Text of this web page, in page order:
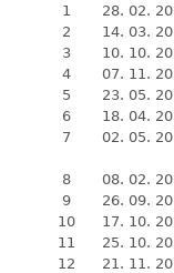
1
28. 02.
2
14. 03.
3
10. 10.
4
07. 11.
5
23. 05.
6
18. 04.
7
02. 05.
8
08. 02.
9
26. 09.
10
17. 10.
11
25. 10.
12
21. 11.